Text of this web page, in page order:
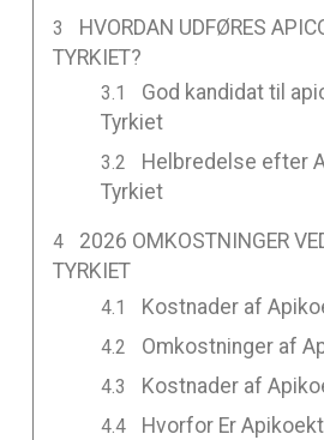
HVORDAN UDFØRES
TYRKIET?
God kandidat til
Tyrkiet
Helbredelse efter
Tyrkiet
2026 OMKOSTNINGER
TYRKIET
Kostnader af
Omkostninger af
Kostnader af
Hvorfor Er